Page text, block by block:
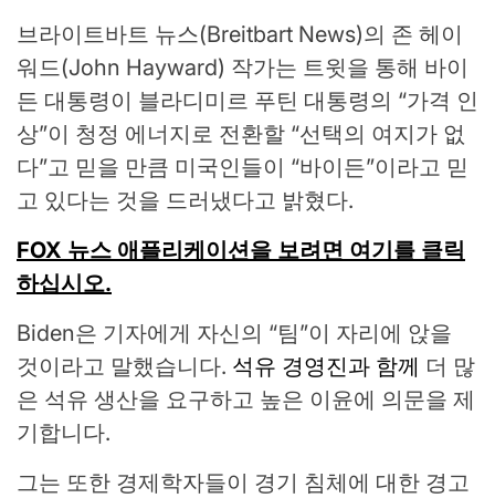
브라이트바트 뉴스(Breitbart News)의 존 헤이
워드(John Hayward) 작가는 트윗을 통해 바이
든 대통령이 블라디미르 푸틴 대통령의 “가격 인
상”이 청정 에너지로 전환할 “선택의 여지가 없
다”고 믿을 만큼 미국인들이 “바이든”이라고 믿
고 있다는 것을 드러냈다고 밝혔다.
FOX 뉴스 애플리케이션을 보려면 여기를 클릭
하십시오.
Biden은 기자에게 자신의 “팀”이 자리에 앉을
것이라고 말했습니다. 석유 경영진과 함께 더 많
은 석유 생산을 요구하고 높은 이윤에 의문을 제
기합니다.
그는 또한 경제학자들이 경기 침체에 대한 경고